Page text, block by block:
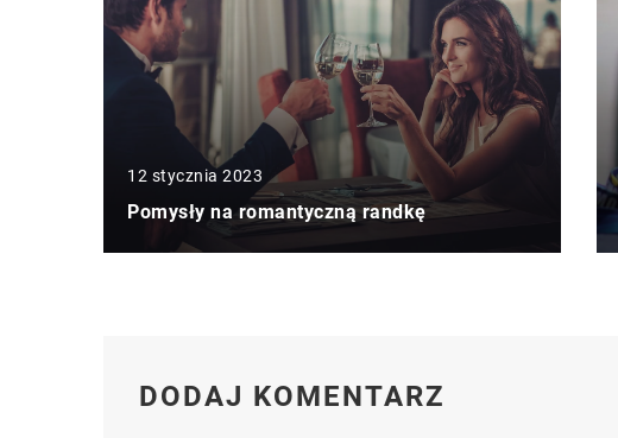
12 stycznia 2023
Pomysły na romantyczną randkę
DODAJ KOMENTARZ